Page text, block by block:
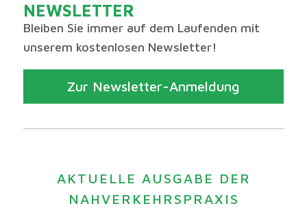
NEWSLETTER
Bleiben Sie immer auf dem Laufenden mit
unserem kostenlosen Newsletter!
Zur Newsletter-Anmeldung
AKTUELLE AUSGABE DER
NAHVERKEHRSPRAXIS